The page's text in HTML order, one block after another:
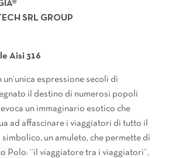
SRL GROUP
Aisi 316
un’unica espressione secoli di
il destino di numerosi popoli
un immaginario esotico che
ad affascinare i viaggiatori di tutto il
un amuleto, che permette di
Polo: “il viaggiatore tra i viaggiatori”,